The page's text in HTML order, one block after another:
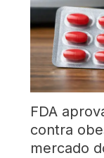
FDA
contra
mercado